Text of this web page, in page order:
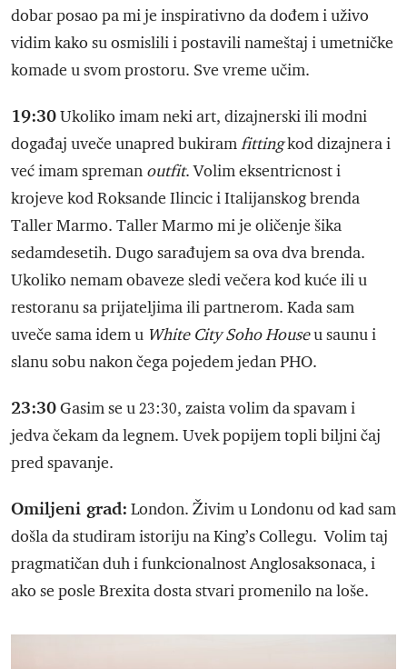
dobar posao pa mi je inspirativno da dođem i uživo
vidim kako su osmislili i postavili nameštaj i umetničke
komade u svom prostoru. Sve vreme učim.
19:30Ukoliko imam neki art, dizajnerski ili modni
događaj uveče unapred bukiramfittingkod dizajnera i
već imam spreman outfit. Volim eksentricnost i
krojeve kod Roksande Ilincic i Italijanskog brenda
Taller Marmo. Taller Marmo mi je oličenje šika
sedamdesetih. Dugo sarađujem sa ova dva brenda.
Ukoliko nemam obaveze sledi večera kod kuće ili u
restoranu sa prijateljima ili partnerom. Kada sam
uveče sama idem u White City Soho Houseu saunu i
slanu sobu nakon čega pojedem jedan PHO.
23:30Gasim se u 23:30, zaista volim da spavam i
jedva čekam da legnem. Uvek popijem topli biljni čaj
pred spavanje.
Omiljeni grad: London. Živim u Londonu od kad sam
došla da studiram istoriju na King’s Collegu. Volim taj
pragmatičan duh i funkcionalnost Anglosaksonaca, i
ako se posle Brexita dosta stvari promenilo na loše.